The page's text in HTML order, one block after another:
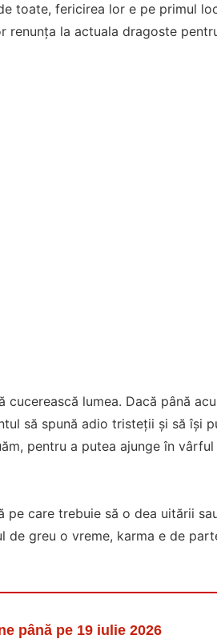
toate, fericirea lor e pe primul
renunța la actuala dragoste
lumea. Dacă până
să spună adio tristeții și să își
pentru a putea ajunge în
care trebuie să o dea uitării
de greu o vreme, karma e de
până pe 19 iulie 2026